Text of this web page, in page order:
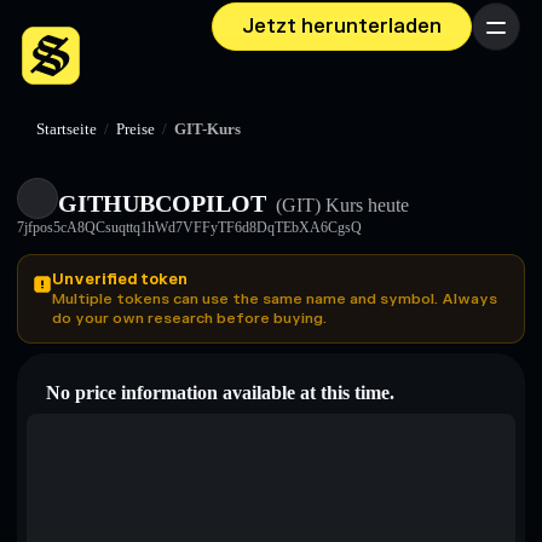
Jetzt herunterladen Menü
Startseite / Preise / GIT-Kurs
GITHUBCOPILOT (GIT) Kurs heute
7jfpos5cA8QCsuqttq1hWd7VFFyTF6d8DqTEbXA6CgsQ
Unverified token
Multiple tokens can use the same name and symbol. Always
do your own research before buying.
No price information available at this time.